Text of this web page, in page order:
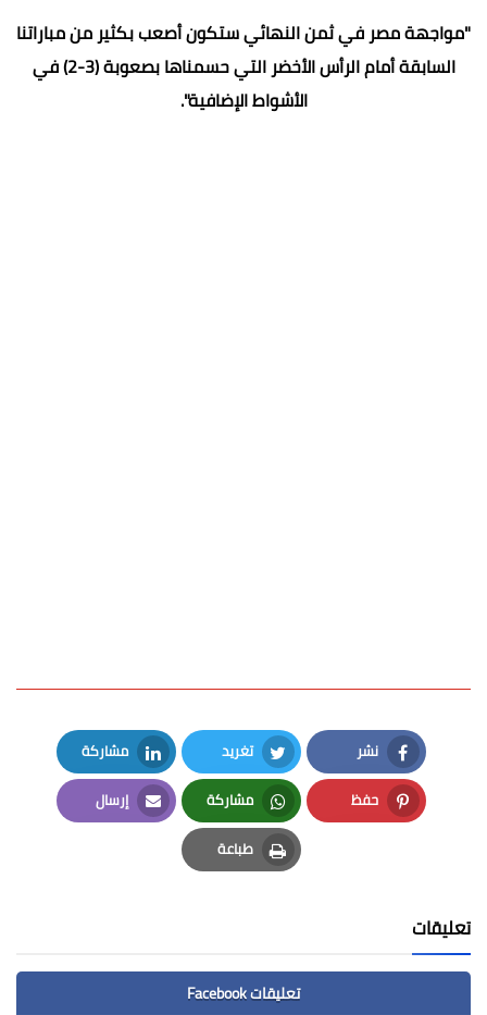
​"مواجهة مصر في ثمن النهائي ستكون أصعب بكثير من مباراتنا
السابقة أمام الرأس الأخضر التي حسمناها بصعوبة (3-2) في
الأشواط الإضافية".
نشر
Facebook
تغريد
Twitter
مشاركة
LinkedIn
حفظ
Pinterest
مشاركة
Whatsapp
إرسال
Email
طباعة
Print
تعليقات
تعليقات Facebook